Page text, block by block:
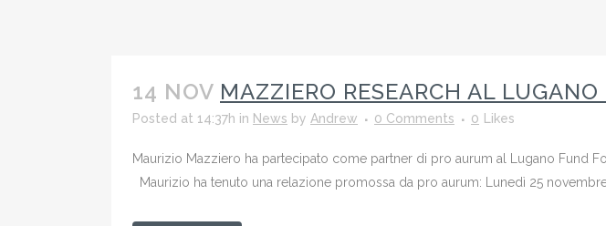
14 NOV MAZZIERO RESEARCH AL
Posted at 14:37h in News by Andrew 0 Comments 0 Likes
Maurizio Mazziero ha partecipato come partner di pro aurum al Lugano Fund
Maurizio ha tenuto una relazione promossa da pro aurum: Lunedì 25 novembre